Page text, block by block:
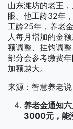
山东潍坊的老王
眼。他工龄32年
工龄25年，养老
人每月增加的金
额调整、挂钩调
部分会参考缴费
加额越大。
来源：智慧养老
养老金通知
3000元，能